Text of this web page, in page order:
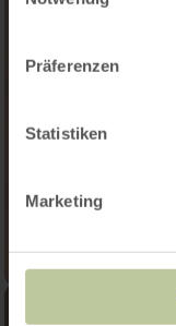
Präferenzen
Statistiken
Marketing